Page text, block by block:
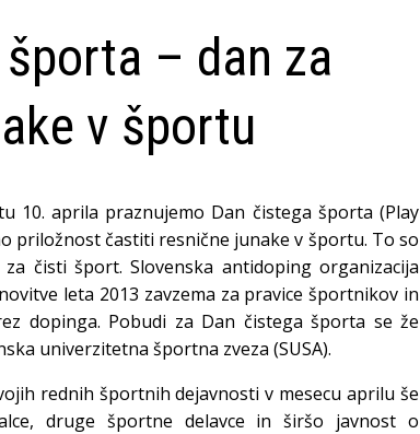
– dan za
v športu
10. aprila praznujemo Dan čistega športa (Play
priložnost častiti resnične junake v športu. To so
čisti šport. Slovenska antidoping organizacija
leta 2013 zavzema za pravice športnikov in
dopinga. Pobudi za Dan čistega športa se že
univerzitetna športna zveza (SUSA).
rednih športnih dejavnosti v mesecu aprilu še
druge športne delavce in širšo javnost o